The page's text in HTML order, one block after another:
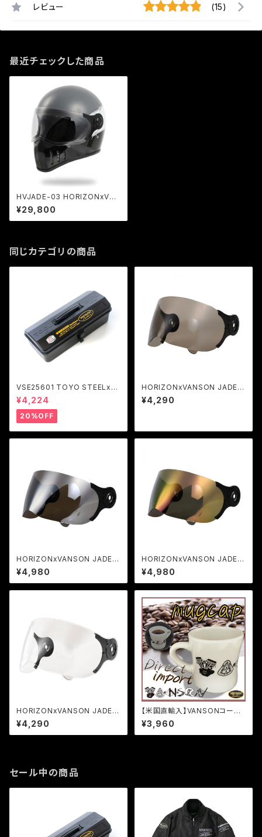
レビュー (15)
最近チェックした商品
HVJADE-03 HORIZONxVAN
SON ヘルメット JADE Type3
¥29,800
同じカテゴリの商品
VSE25601 TOYO STEELxV
ANSON ツールボックス Y-35
0
¥4,224
20%OFF
HORIZONxVANSON JADE専
用スモークシールド
¥4,290
HORIZONxVANSON JADE専
用クロームシールド
¥4,980
HORIZONxVANSON JADE専
用レインボーシールド
¥4,980
HORIZONxVANSON JADE専
用クリアシールド
¥4,290
【米国直輸入】VANSONコーヒ
ーマグカップ
¥3,960
セール中の商品